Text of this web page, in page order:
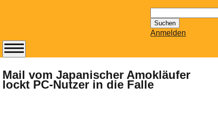
nach:
Anmelden
Mail vom Japanischer Amokläufer
lockt PC-Nutzer in die Falle
Abonnieren Sie den
14-tägig
erscheinenden